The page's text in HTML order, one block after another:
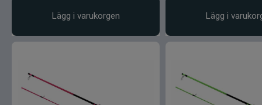
Lägg i varukorgen Lägg i